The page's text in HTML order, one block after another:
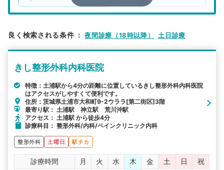
検索する
詳細条件で絞り込む
その他の検索方法
駅から探す
良く検索される条件 ： 夜間診療（18時以降） 土日診療
きし整形外科内科医院
特徴：土浦駅から4分の距離に位置しているきし整形外科内科医院
はアクセスがしやすくて便利です。
住所：茨城県土浦市大和町9-2ウララ[第二街区]3階
最寄り駅： 土浦駅 神立駅 荒川沖駅
アクセス： 土浦駅 から徒歩4分
診療科目： 整形外科/内科/ペインクリニック内科
整形外科 土曜日 駅チカ
診療時間 月 火 水 木 金 土 日
祝